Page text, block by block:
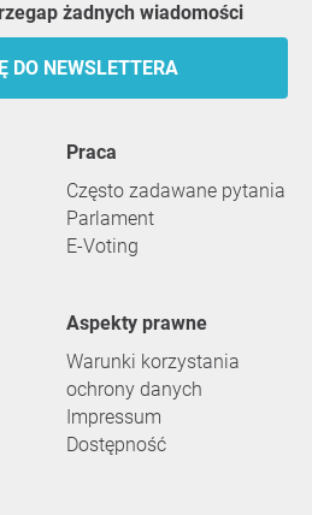
żadnych wiadomości
DO NEWSLETTERA
praca
Często zadawane pytania
Parlament
E-Voting
Aspekty prawne
Warunki korzystania
ochrony danych
Impressum
Dostępność